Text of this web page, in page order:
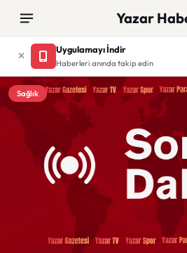
Yazar
Uygulamayı İndir
Haberleri anında takip edin
Sağlık